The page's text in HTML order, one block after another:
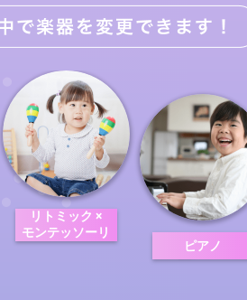
リトミック ×
モンテッソーリ
ピアノ